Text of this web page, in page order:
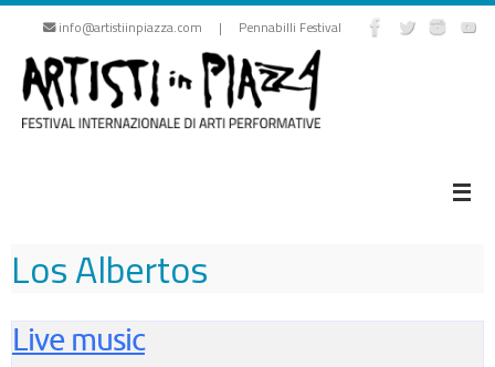
Vai
contenuto
info@artistiinpiazza.com | Pennabilli Festival
Los Albertos
Live music